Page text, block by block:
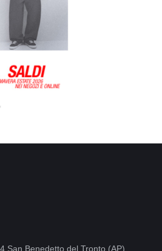
San Benedetto del Tronto (AP)